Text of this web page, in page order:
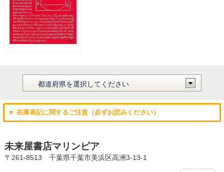
▼ 在庫表記に関するご注意（必ずお読みください）
未来屋書店マリンピア
〒261-8513 千葉県千葉市美浜区高洲3-13-1